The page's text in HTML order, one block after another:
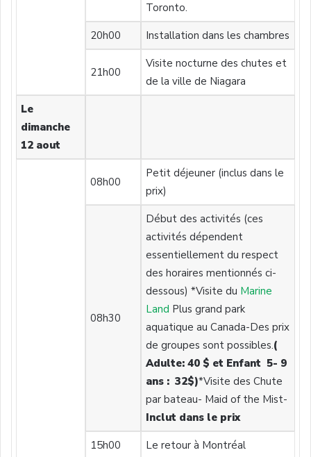
Toronto.
20h00
Installation dans les chambres
21h00
Visite nocturne des chutes et
de la ville de Niagara
Le
dimanche
12 aout
08h00
Petit déjeuner (inclus dans le
prix)
08h30
Début des activités (ces
activités dépendent
essentiellement du respect
des horaires mentionnés ci-
dessous) *Visite du Marine
Land Plus grand park
aquatique au Canada-Des prix
de groupes sont possibles.(
Adulte: 40 $ et Enfant 5- 9
ans : 32$)*Visite des Chute
par bateau- Maid of the Mist-
Inclut dans le prix
15h00
Le retour à Montréal